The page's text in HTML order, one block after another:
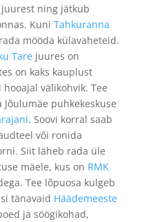
juurest ning jätkub
Kuni Tahkuranna
mööda külavaheteid.
Tarejuures on
on kaks kauplust
välikohvik. Tee
puhkekeskuse
. Soovi korral saab
või ronida
Siit läheb rada üle
mäele, kus on RMK
Tee lõpuosa kulgeb
tänavaid Häädemeeste
ja söögikohad,